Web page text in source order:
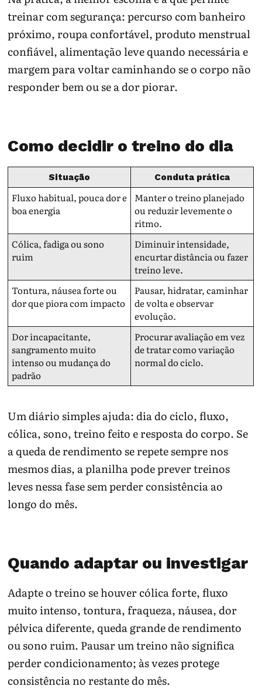
treinar com segurança: percurso com banheiro
próximo, roupa confortável, produto menstrual
confiável, alimentação leve quando necessária e
margem para voltar caminhando se o corpo não
responder bem ou se a dor piorar.
Como decidir o treino do dia
Situação Conduta prática
Fluxo habitual, pouca dor e
boa energia
Manter o treino planejado
ou reduzir levemente o
ritmo.
Cólica, fadiga ou sono
ruim
Diminuir intensidade,
encurtar distância ou fazer
treino leve.
Tontura, náusea forte ou
dor que piora com impacto
Pausar, hidratar, caminhar
de volta e observar
evolução.
Dor incapacitante,
sangramento muito
intenso ou mudança do
padrão
Procurar avaliação em vez
de tratar como variação
normal do ciclo.
Um diário simples ajuda: dia do ciclo, fluxo,
cólica, sono, treino feito e resposta do corpo. Se
a queda de rendimento se repete sempre nos
mesmos dias, a planilha pode prever treinos
leves nessa fase sem perder consistência ao
longo do mês.
Quando adaptar ou investigar
Adapte o treino se houver cólica forte, fluxo
muito intenso, tontura, fraqueza, náusea, dor
pélvica diferente, queda grande de rendimento
ou sono ruim. Pausar um treino não significa
perder condicionamento; às vezes protege
consistência no restante do mês.